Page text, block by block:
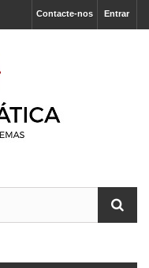
Entrar
Contacte-nos